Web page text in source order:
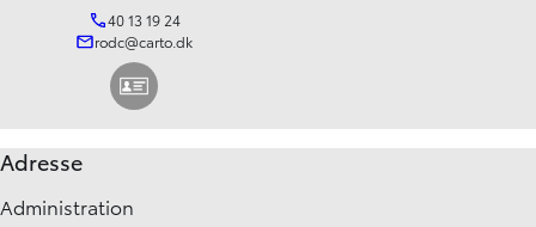
40 13 19 24
rodc@carto.dk
Adresse
Administration